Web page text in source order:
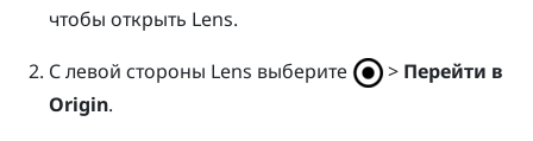
чтобы открыть Lens.
С левой стороны Lens выберите > Перейти в
Origin.